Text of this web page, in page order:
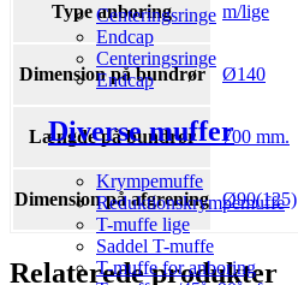
Centeringsringe
Endcap
Centeringsringe
Endcap
Diverse muffer
Krympemuffe
Reduktionskrympemuffe
T-muffe lige
Saddel T-muffe
T-muffe for anboring
Type anboring m/lige
Dimension på bundrør Ø140
Længde på bundrør 700 mm.
Dimension på afgrening Ø90(125)
Relaterede produkter